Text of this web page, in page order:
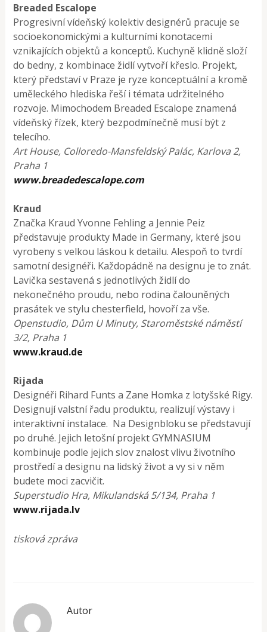
Breaded Escalope
Progresivní vídeňský kolektiv designérů pracuje se
socioekonomickými a kulturními konotacemi
vznikajících objektů a konceptů. Kuchyně klidně složí
do bedny, z kombinace židlí vytvoří křeslo. Projekt,
který představí v Praze je ryze konceptuální a kromě
uměleckého hlediska řeší i témata udržitelného
rozvoje. Mimochodem Breaded Escalope znamená
vídeňský řízek, který bezpodmínečně musí být z
telecího.
Art House, Colloredo-Mansfeldský Palác, Karlova 2,
Praha 1
www.breadedescalope.com
Kraud
Značka Kraud Yvonne Fehling a Jennie Peiz
představuje produkty Made in Germany, které jsou
vyrobeny s velkou láskou k detailu. Alespoň to tvrdí
samotní designéři. Každopádně na designu je to znát.
Lavička sestavená s jednotlivých židlí do
nekonečného proudu, nebo rodina čalouněných
prasátek ve stylu chesterfield, hovoří za vše.
Openstudio, Dům U Minuty, Staroměstské náměstí
3/2, Praha 1
www.kraud.de
Rijada
Designéři Rihard Funts a Zane Homka z lotyšské Rigy.
Designují valstní řadu produktu, realizují výstavy i
interaktivní instalace. Na Designbloku se představují
po druhé. Jejich letošní projekt GYMNASIUM
kombinuje podle jejich slov znalost vlivu životního
prostředí a designu na lidský život a vy si v něm
budete moci zacvičit.
Superstudio Hra, Mikulandská 5/134, Praha 1
www.rijada.lv
tisková zpráva
Autor